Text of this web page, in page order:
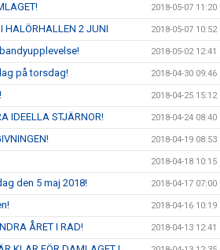
2018-05-07 11:20
HALÖRHALLEN 2 JUNI 2018-05-07 10:52
2018-05-02 12:41
på torsdag! 2018-04-30 09:46
2018-04-25 15:12
IDEELLA STJÄRNOR! 2018-04-24 08:40
2018-04-19 08:53
2018-04-18 10:15
den 5 maj 2018! 2018-04-17 07:00
2018-04-16 10:19
ÅRET I RAD! 2018-04-13 12:41